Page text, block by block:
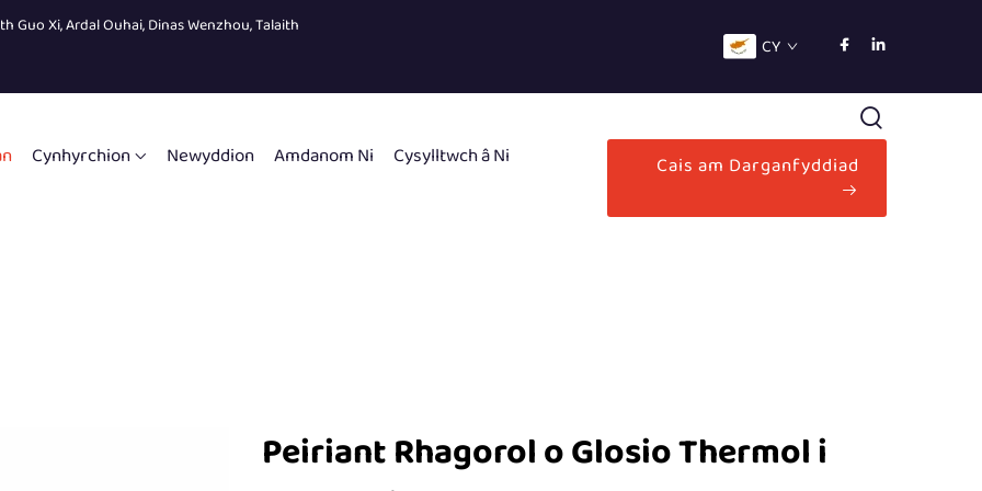
Guo Xi, Ardal Ouhai, Dinas Wenzhou, Talaith
CY
Cynhyrchion Newyddion Amdanom Ni Cysylltwch â Ni Cais am Darganfyddiad
Peiriant Rhagorol o Glosio Thermol i